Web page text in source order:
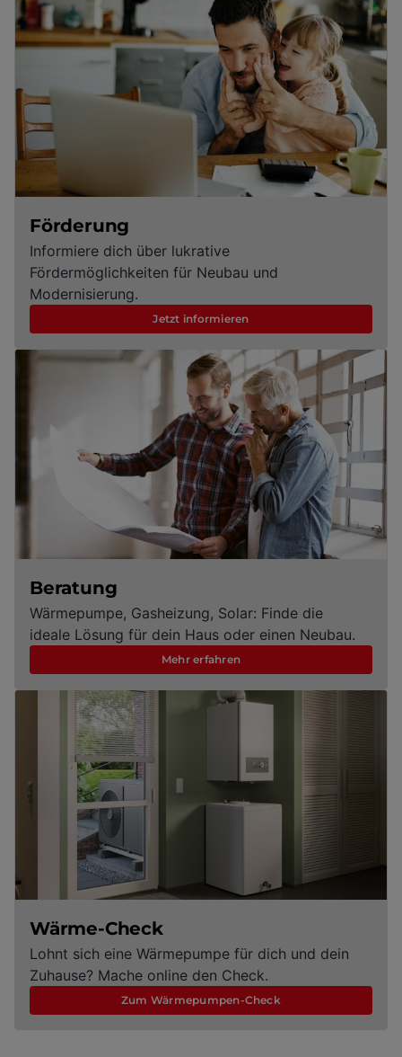
Förderung
Informiere dich über lukrative
Fördermöglichkeiten für Neubau und
Modernisierung.
Jetzt informieren
Beratung
Wärmepumpe, Gasheizung, Solar: Finde die
ideale Lösung für dein Haus oder einen Neubau.
Mehr erfahren
Wärme-Check
Lohnt sich eine Wärmepumpe für dich und dein
Zuhause? Mache online den Check.
Zum Wärmepumpen-Check